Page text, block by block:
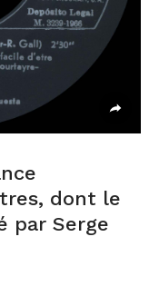
dont le
par Serge